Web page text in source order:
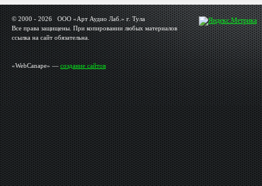
© 2000 - 2026 OOO «Арт Аудио Лаб.» г. Тула
Все права защищены. При копировании любых материалов
ссылка на сайт обязательна.
«WebCanape» —создание сайтов